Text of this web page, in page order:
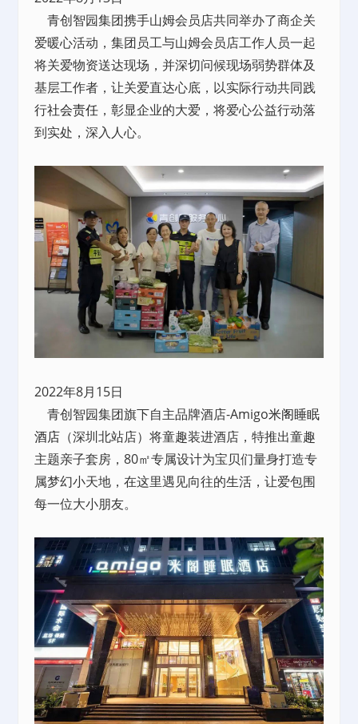
青创智园集团携手山姆会员店共同举办了商企关
爱暖心活动，集团员工与山姆会员店工作人员一起
将关爱物资送达现场，并深切问候现场弱势群体及
基层工作者，让关爱直达心底，以实际行动共同践
行社会责任 ，彰显企业的大爱，将爱心公益行动落
到实处，深入人心。
2022年8月15日
青创智园集团旗下自主品牌酒店-Amigo米阁睡眠
酒店 （深圳北站店）将童趣装进酒店，特推出童趣
主题亲子套房，80㎡专属设计为宝贝们量身打造专
属梦幻小天地，在这里遇见向往的生活，让爱包围
每一位大小朋友。